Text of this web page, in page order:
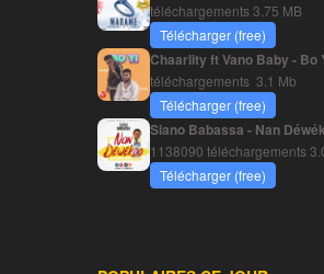
téléchargements3.75 MB
Télécharger (free)
Chaarlity ft Vano Baby - Bo
téléchargements 3.1 Mb
Télécharger (free)
Siano Babassa - Nan
1138090 téléchargements
Télécharger (free)